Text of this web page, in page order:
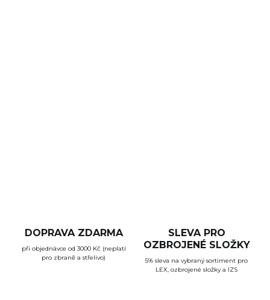
DOPRAVA ZDARMA
při objednávce od 3000 Kč (neplatí
pro zbraně a střelivo)
SLEVA PRO
OZBROJENÉ SLOŽKY
5% sleva na vybraný sortiment pro
LEX, ozbrojené složky a IZS